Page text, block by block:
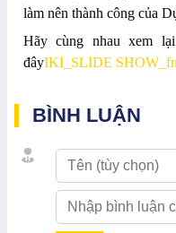
làm nên thành công của
Hãy cùng nhau xem
đâyIKI_SLIDE
BÌNH LUẬN